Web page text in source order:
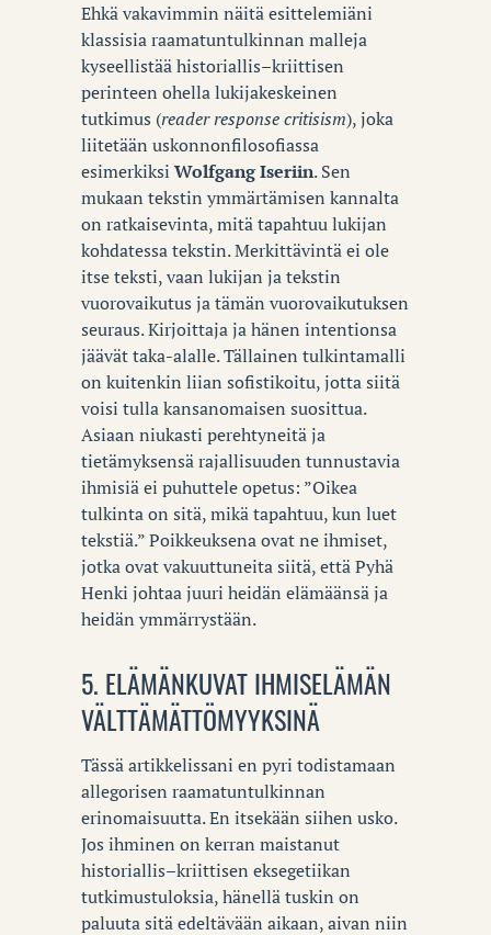
Ehkä vakavimmin näitä esittelemiäni
klassisia raamatuntulkinnan malleja
kyseellistää historiallis–kriittisen
perinteen ohella lukijakeskeinen
tutkimus (reader response critisism), joka
liitetään uskonnonfilosofiassa
esimerkiksi Wolfgang Iseriin. Sen
mukaan tekstin ymmärtämisen kannalta
on ratkaisevinta, mitä tapahtuu lukijan
kohdatessa tekstin. Merkittävintä ei ole
itse teksti, vaan lukijan ja tekstin
vuorovaikutus ja tämän vuorovaikutuksen
seuraus. Kirjoittaja ja hänen intentionsa
jäävät taka-alalle. Tällainen tulkintamalli
on kuitenkin liian sofistikoitu, jotta siitä
voisi tulla kansanomaisen suosittua.
Asiaan niukasti perehtyneitä ja
tietämyksensä rajallisuuden tunnustavia
ihmisiä ei puhuttele opetus: ”Oikea
tulkinta on sitä, mikä tapahtuu, kun luet
tekstiä.” Poikkeuksena ovat ne ihmiset,
jotka ovat vakuuttuneita siitä, että Pyhä
Henki johtaa juuri heidän elämäänsä ja
heidän ymmärrystään.
5. ELÄMÄNKUVAT IHMISELÄMÄN
VÄLTTÄMÄTTÖMYYKSINÄ
Tässä artikkelissani en pyri todistamaan
allegorisen raamatuntulkinnan
erinomaisuutta. En itsekään siihen usko.
Jos ihminen on kerran maistanut
historiallis–kriittisen eksegetiikan
tutkimustuloksia, hänellä tuskin on
paluuta sitä edeltävään aikaan, aivan niin